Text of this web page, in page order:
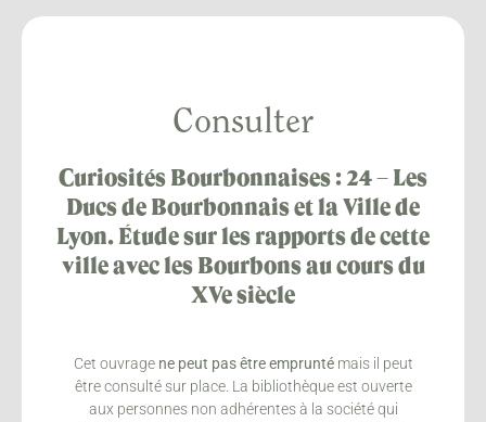
Consulter
Curiosités Bourbonnaises : 24 – Les
Ducs de Bourbonnais et la Ville de
Lyon. Étude sur les rapports de cette
ville avec les Bourbons au cours du
XVe siècle
Cet ouvrage ne peut pas être empruntémais il peut
être consulté sur place. La bibliothèque est ouverte
aux personnes non adhérentes à la société qui